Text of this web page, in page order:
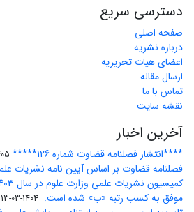
دسترسی سریع
صفحه اصلی
درباره نشریه
اعضای هیات تحریریه
ارسال مقاله
تماس با ما
نقشه سایت
آخرین اخبار
****انتشار فصلنامه قضاوت شماره 126***** 08
فصلنامه قضاوت بر اساس آیین نامه نشریات
موفق به کسب رتبه «ب» شده است. 1404-03-13